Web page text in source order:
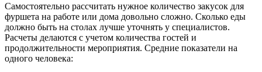
Самостоятельно рассчитать нужное количество закусок для
фуршета на работе или дома довольно сложно. Сколько еды
должно быть на столах лучше уточнять у специалистов.
Расчеты делаются с учетом количества гостей и
продолжительности мероприятия. Средние показатели на
одного человека: